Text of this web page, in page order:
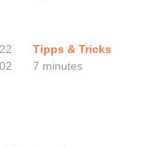
Tipps & Tricks
7 minutes